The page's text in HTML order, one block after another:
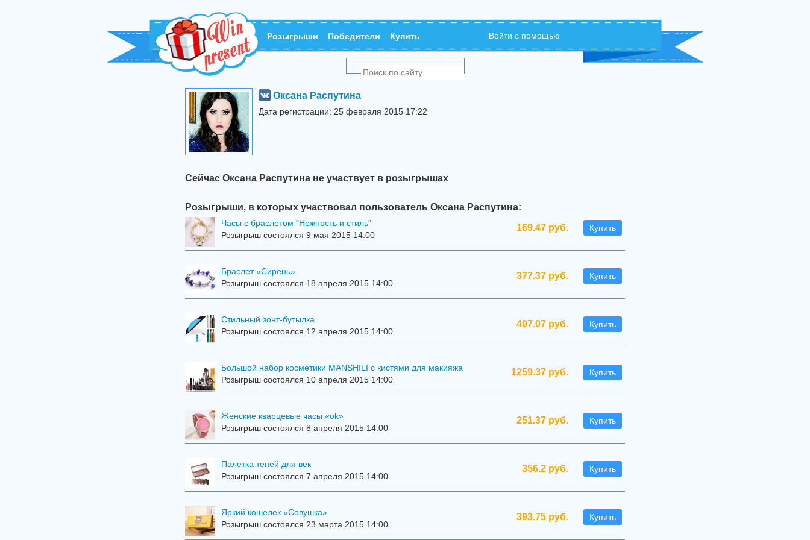
Розыгрыши Победители Купить Войти с помощью
Оксана Распутина
Дата регистрации: 25 февраля 2015 17:22
Сейчас Оксана Распутина не участвует в розыгрышах
Розыгрыши, в которых участвовал пользователь Оксана Распутина:
169.47 руб. Купить
Часы с браслетом "Нежность и стиль"
Розыгрыш состоялся 9 мая 2015 14:00
377.37 руб. Купить
Браслет «Сирень»
Розыгрыш состоялся 18 апреля 2015 14:00
497.07 руб. Купить
Стильный зонт-бутылка
Розыгрыш состоялся 12 апреля 2015 14:00
1259.37 руб. Купить
Большой набор косметики MANSHILI с кистями для макияжа
Розыгрыш состоялся 10 апреля 2015 14:00
251.37 руб. Купить
Женские кварцевые часы «ok»
Розыгрыш состоялся 8 апреля 2015 14:00
356.2 руб. Купить
Палетка теней для век
Розыгрыш состоялся 7 апреля 2015 14:00
393.75 руб. Купить
Яркий кошелек «Совушка»
Розыгрыш состоялся 23 марта 2015 14:00